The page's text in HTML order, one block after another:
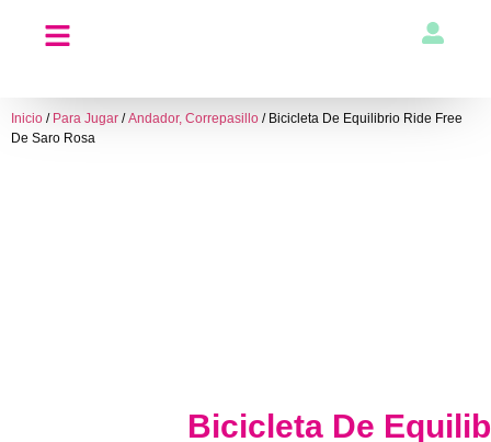
Inicio / Para Jugar /Andador, Correpasillo / Bicicleta De Equilibrio Ride Free
De Saro Rosa
Bicicleta De